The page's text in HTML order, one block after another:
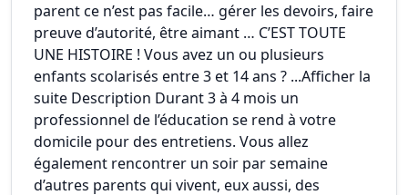
parent ce n’est pas facile… gérer les devoirs, faire
preuve d’autorité, être aimant … C’EST TOUTE
UNE HISTOIRE ! Vous avez un ou plusieurs
enfants scolarisés entre 3 et 14 ans ? ...Afficher la
suite Description Durant 3 à 4 mois un
professionnel de l’éducation se rend à votre
domicile pour des entretiens. Vous allez
également rencontrer un soir par semaine
d’autres parents qui vivent, eux aussi, des